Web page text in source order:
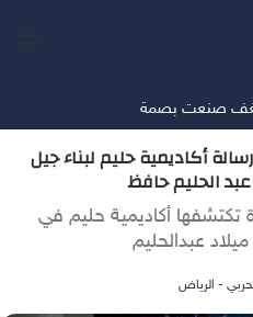
شغف صنعت بصمة
أكاديمية حليم لبناء جيل
الحليم حافظ
أكاديمية حليم في
عبدالحليم
- الرياض